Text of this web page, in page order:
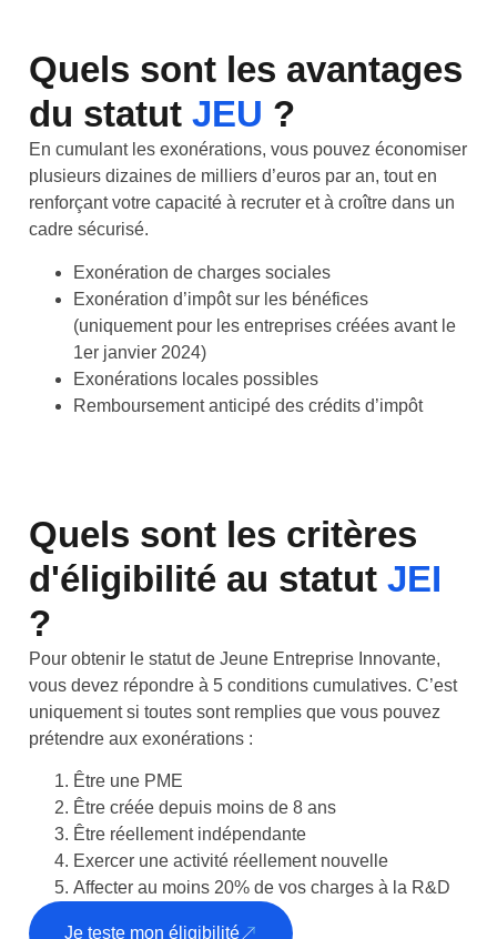
Quels sont les avantages
du statut JEU ?
En cumulant les exonérations, vous pouvez économiser
plusieurs dizaines de milliers d’euros par an, tout en
renforçant votre capacité à recruter et à croître dans un
cadre sécurisé.
Exonération de charges sociales
Exonération d’impôt sur les bénéfices
(uniquement pour les entreprises créées avant le
1er janvier 2024)
Exonérations locales possibles
Remboursement anticipé des crédits d’impôt
Quels sont les critères
d'éligibilité au statut JEI
?
Pour obtenir le statut de Jeune Entreprise Innovante,
vous devez répondre à 5 conditions cumulatives. C’est
uniquement si toutes sont remplies que vous pouvez
prétendre aux exonérations :
Être une PME
Être créée depuis moins de 8 ans
Être réellement indépendante
Exercer une activité réellement nouvelle
Affecter au moins 20% de vos charges à la R&D
Je teste mon éligibilité